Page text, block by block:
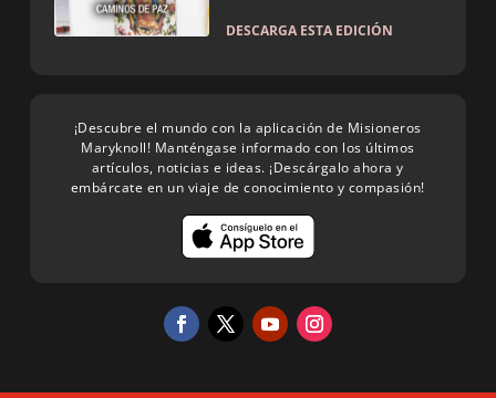
DESCARGA ESTA EDICIÓN
¡Descubre el mundo con la aplicación de Misioneros
Maryknoll! Manténgase informado con los últimos
artículos, noticias e ideas. ¡Descárgalo ahora y
embárcate en un viaje de conocimiento y compasión!